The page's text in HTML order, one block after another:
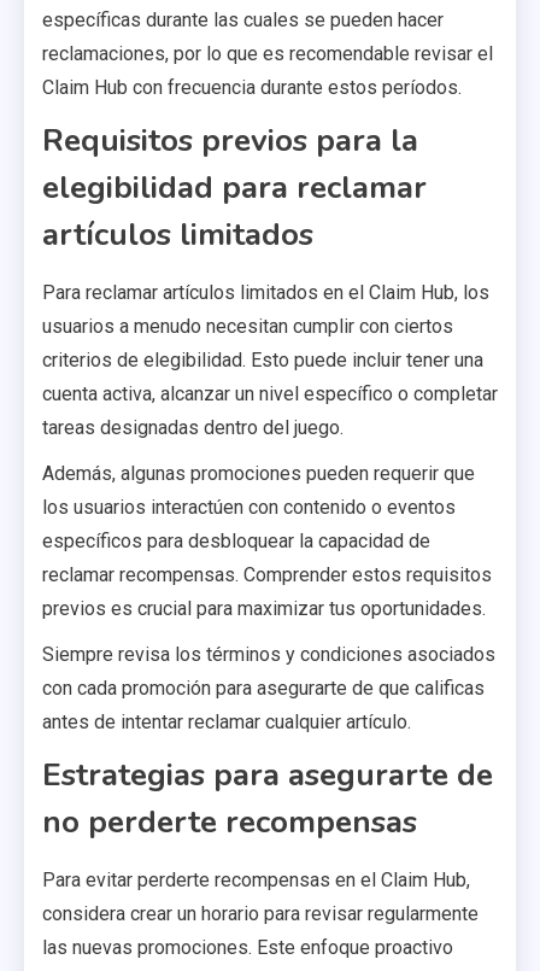
específicas durante las cuales se pueden hacer
reclamaciones, por lo que es recomendable revisar el
Claim Hub con frecuencia durante estos períodos.
Requisitos previos para la
elegibilidad para reclamar
artículos limitados
Para reclamar artículos limitados en el Claim Hub, los
usuarios a menudo necesitan cumplir con ciertos
criterios de elegibilidad. Esto puede incluir tener una
cuenta activa, alcanzar un nivel específico o completar
tareas designadas dentro del juego.
Además, algunas promociones pueden requerir que
los usuarios interactúen con contenido o eventos
específicos para desbloquear la capacidad de
reclamar recompensas. Comprender estos requisitos
previos es crucial para maximizar tus oportunidades.
Siempre revisa los términos y condiciones asociados
con cada promoción para asegurarte de que calificas
antes de intentar reclamar cualquier artículo.
Estrategias para asegurarte de
no perderte recompensas
Para evitar perderte recompensas en el Claim Hub,
considera crear un horario para revisar regularmente
las nuevas promociones. Este enfoque proactivo